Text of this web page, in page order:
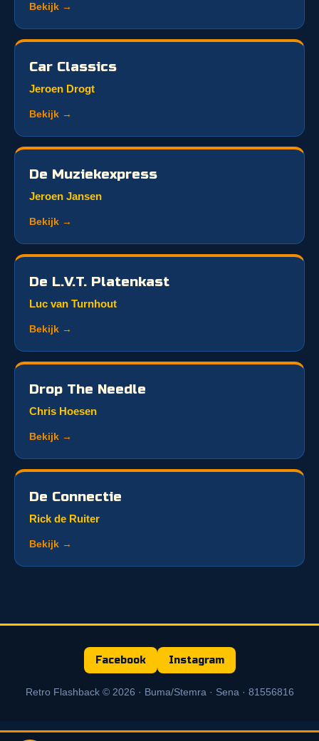
Bekijk →
Car Classics
Jeroen Drogt
Bekijk →
De Muziekexpress
Jeroen Jansen
Bekijk →
De L.V.T. Platenkast
Luc van Turnhout
Bekijk →
Drop The Needle
Chris Hoesen
Bekijk →
De Connectie
Rick de Ruiter
Bekijk →
Facebook Instagram
Retro Flashback © 2026 · Buma/Stemra · Sena · 81556816